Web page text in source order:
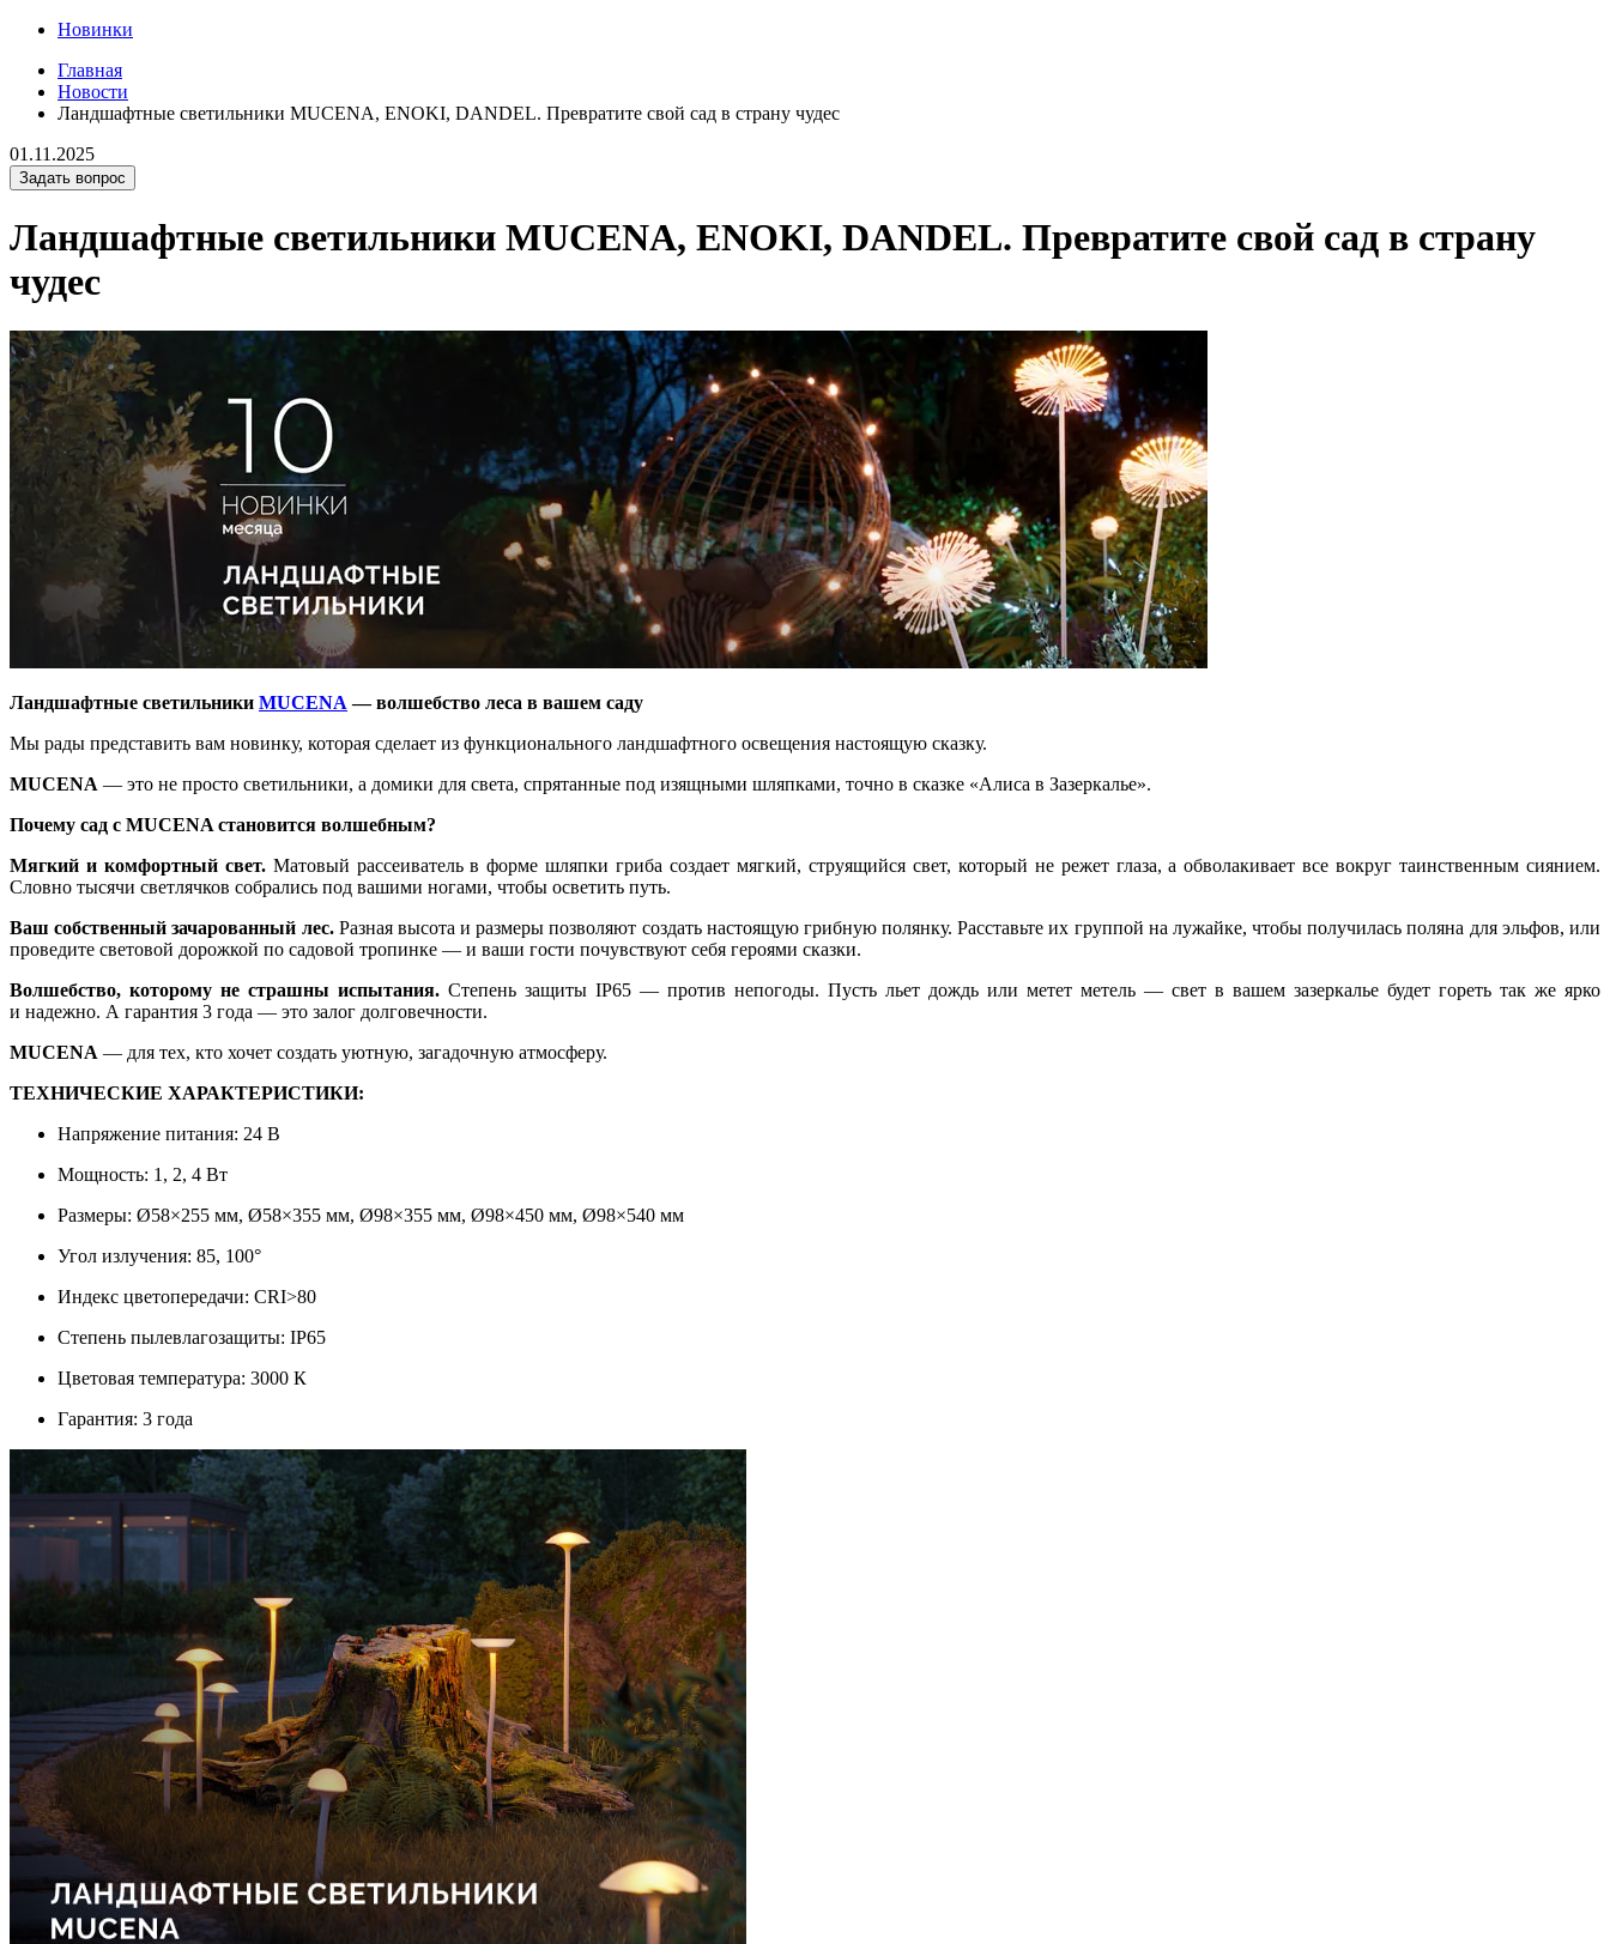
Новинки
Главная
Новости
Ландшафтные светильники MUCENA, ENOKI, DANDEL. Превратите свой сад в страну чудес
01.11.2025
Задать вопрос
Ландшафтные светильники MUCENA, ENOKI, DANDEL. Превратите свой сад в страну
чудес
Ландшафтные светильники MUCENA — волшебство леса в вашем саду
Мы рады представить вам новинку, которая сделает из функционального ландшафтного освещения настоящую сказку.
MUCENA — это не просто светильники, а домики для света, спрятанные под изящными шляпками, точно в сказке «Алиса в Зазеркалье».
Почему сад с MUCENA становится волшебным?
Мягкий и комфортный свет.Матовый рассеиватель в форме шляпки гриба создает мягкий, струящийся свет, который не режет глаза, а обволакивает все вокруг таинственным сиянием.
Словно тысячи светлячков собрались под вашими ногами, чтобы осветить путь.
Ваш собственный зачарованный лес.Разная высота и размеры позволяют создать настоящую грибную полянку. Расставьте их группой на лужайке, чтобы получилась поляна для эльфов, или
проведите световой дорожкой по садовой тропинке — и ваши гости почувствуют себя героями сказки.
Волшебство, которому не страшны испытания. Степень защиты IP65 — против непогоды. Пусть льет дождь или метет метель — свет в вашем зазеркалье будет гореть так же ярко
и надежно. А гарантия 3 года — это залог долговечности.
MUCENA — для тех, кто хочет создать уютную, загадочную атмосферу.
ТЕХНИЧЕСКИЕ ХАРАКТЕРИСТИКИ:
Напряжение питания: 24 В
Мощность: 1, 2, 4 Вт
Размеры: Ø58×255 мм, Ø58×355 мм, Ø98×355 мм, Ø98×450 мм, Ø98×540 мм
Угол излучения: 85, 100°
Индекс цветопередачи: CRI>80
Степень пылевлагозащиты: IP65
Цветовая температура: 3000 К
Гарантия: 3 года